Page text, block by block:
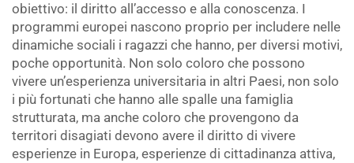
obiettivo: il diritto all’accesso e alla conoscenza. I
programmi europei nascono proprio per includere nelle
dinamiche sociali i ragazzi che hanno, per diversi motivi,
poche opportunità. Non solo coloro che possono
vivere un’esperienza universitaria in altri Paesi, non solo
i più fortunati che hanno alle spalle una famiglia
strutturata, ma anche coloro che provengono da
territori disagiati devono avere il diritto di vivere
esperienze in Europa, esperienze di cittadinanza attiva,